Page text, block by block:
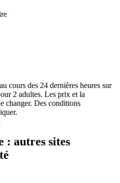
cours des 24 dernières heures sur
2 adultes. Les prix et la
changer. Des conditions
: autres sites